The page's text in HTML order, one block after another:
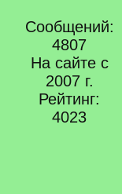
Сообщений:
4807
На сайте с
2007 г.
Рейтинг:
4023